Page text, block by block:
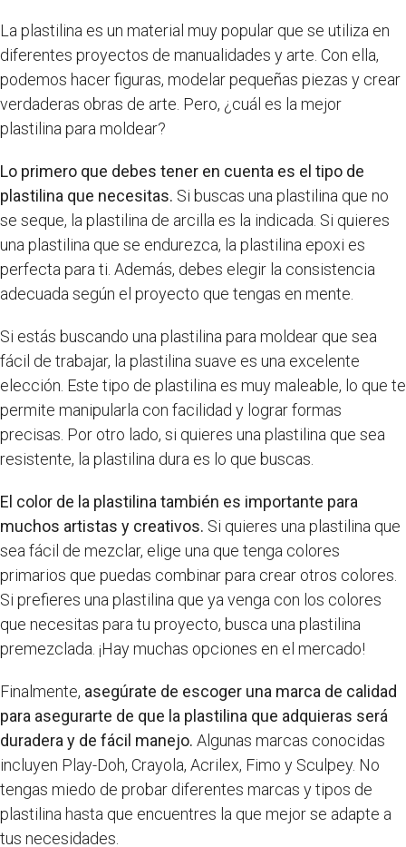
La plastilina es un material muy popular que se utiliza en
diferentes proyectos de manualidades y arte. Con ella,
podemos hacer figuras, modelar pequeñas piezas y crear
verdaderas obras de arte. Pero, ¿cuál es la mejor
plastilina para moldear?
Lo primero que debes tener en cuenta es el tipo de
plastilina que necesitas. Si buscas una plastilina que no
se seque, la plastilina de arcilla es la indicada. Si quieres
una plastilina que se endurezca, la plastilina epoxi es
perfecta para ti. Además, debes elegir la consistencia
adecuada según el proyecto que tengas en mente.
Si estás buscando una plastilina para moldear que sea
fácil de trabajar, la plastilina suave es una excelente
elección. Este tipo de plastilina es muy maleable, lo que te
permite manipularla con facilidad y lograr formas
precisas. Por otro lado, si quieres una plastilina que sea
resistente, la plastilina dura es lo que buscas.
El color de la plastilina también es importante para
muchos artistas y creativos. Si quieres una plastilina que
sea fácil de mezclar, elige una que tenga colores
primarios que puedas combinar para crear otros colores.
Si prefieres una plastilina que ya venga con los colores
que necesitas para tu proyecto, busca una plastilina
premezclada. ¡Hay muchas opciones en el mercado!
Finalmente, asegúrate de escoger una marca de calidad
para asegurarte de que la plastilina que adquieras será
duradera y de fácil manejo. Algunas marcas conocidas
incluyen Play-Doh, Crayola, Acrilex, Fimo y Sculpey. No
tengas miedo de probar diferentes marcas y tipos de
plastilina hasta que encuentres la que mejor se adapte a
tus necesidades.